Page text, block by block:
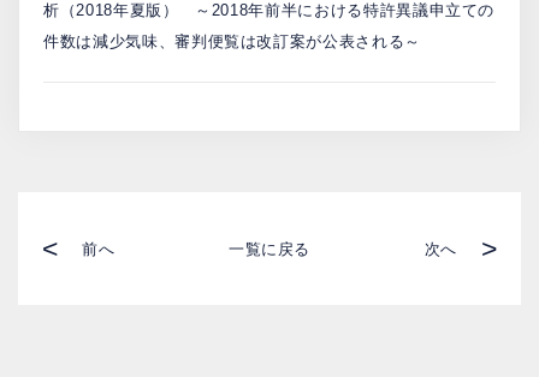
析（2018年夏版） ～2018年前半における特許異議申立ての
件数は減少気味、審判便覧は改訂案が公表される～
< 前へ 一覧に戻る 次へ >